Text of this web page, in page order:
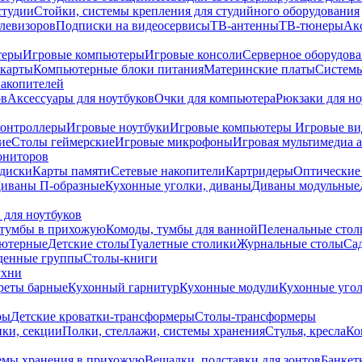
Стойки, системы крепления для студийного оборудования
Подписки на видеосервисыТВ-антенныТВ-тюнеры
Игровые компьютерыИгровые консолиСерверное
Компьютерные блоки питанияМатеринские платы
Аксессуары для ноутбуковОчки для компьютераРюкзаки для
Игровые ноутбукиИгровые компьютеры Игровые
Столы геймерскиеИгровые микрофоныИгровая мультимедиа
Карты памятиСетевые накопителиКартридеры
П-образныеКухонные уголки, диваныДиваны модульные
ноутбуков
в прихожуюКомоды, тумбы для ваннойПеленальные
Детские столыТуалетные столикиЖурнальные столы
группыСтолы-книги
барныеКухонный гарнитурКухонные модулиКухонные
Детские кроватки-трансформерыСтолы-трансформеры
секцииПолки, стеллажи, системы храненияСтулья, кресла